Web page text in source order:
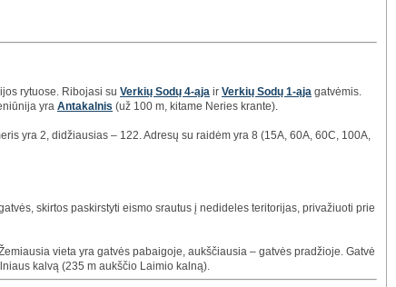
rytuose. Ribojasi su Verkių Sodų 4-ąja ir Verkių Sodų 1-ąja gatvėmis.
yra Antakalnis (už 100 m, kitame Neries krante).
yra 2, didžiausias – 122. Adresų su raidėm yra 8 (15A, 60A, 60C, 100A,
skirtos paskirstyti eismo srautus į nedideles teritorijas, privažiuoti prie
vieta yra gatvės pabaigoje, aukščiausia – gatvės pradžioje. Gatvė
kalvą (235 m aukščio Laimio kalną).